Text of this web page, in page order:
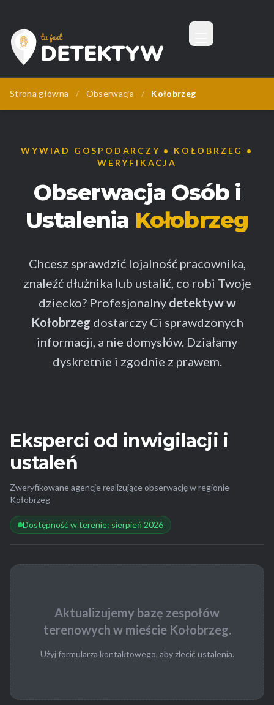
Tu Jest Detektyw
Menu
Strona główna / Obserwacja / Kołobrzeg
WYWIAD GOSPODARCZY • KOŁOBRZEG •
WERYFIKACJA
Obserwacja Osób i
Ustalenia Kołobrzeg
Chcesz sprawdzić lojalność pracownika,
znaleźć dłużnika lub ustalić, co robi Twoje
dziecko? Profesjonalny detektyw w
Kołobrzeg dostarczy Ci sprawdzonych
informacji, a nie domysłów. Działamy
dyskretnie i zgodnie z prawem.
Eksperci od inwigilacji i
ustaleń
Zweryfikowane agencje realizujące obserwację w regionie
Kołobrzeg
Dostępność w terenie: sierpień 2026
Aktualizujemy bazę zespołów
terenowych w mieście Kołobrzeg.
Użyj formularza kontaktowego, aby zlecić ustalenia.